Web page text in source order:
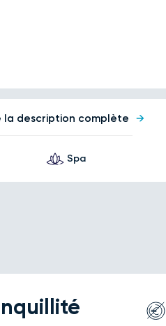
la description complète
Spa